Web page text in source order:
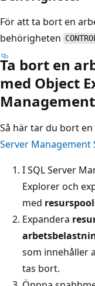
För att ta bort en
behörigheten
Ta bort en
med Object
Så här tar du bort
Server Management
I SQL Server
Explorer och
med
Expandera
som innehåller
tas bort.